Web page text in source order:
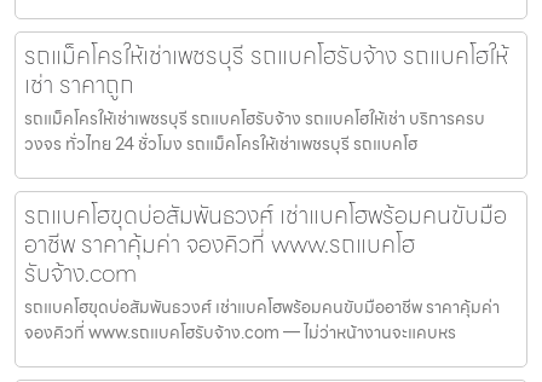
รถแม็คโครให้เช่าเพชรบุรี รถแบคโฮรับจ้าง รถแบคโฮให้
เช่า ราคาถูก
รถแม็คโครให้เช่าเพชรบุรี รถแบคโฮรับจ้าง รถแบคโฮให้เช่า บริการครบ
วงจร ทั่วไทย 24 ชั่วโมง รถแม็คโครให้เช่าเพชรบุรี รถแบคโฮ
รถแบคโฮขุดบ่อสัมพันธวงศ์ เช่าแบคโฮพร้อมคนขับมือ
อาชีพ ราคาคุ้มค่า จองคิวที่ www.รถแบคโฮ
รับจ้าง.com
รถแบคโฮขุดบ่อสัมพันธวงศ์ เช่าแบคโฮพร้อมคนขับมืออาชีพ ราคาคุ้มค่า
จองคิวที่ www.รถแบคโฮรับจ้าง.com — ไม่ว่าหน้างานจะแคบหร